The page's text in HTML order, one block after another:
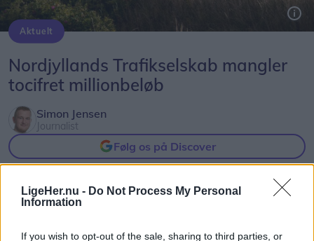
LigeHer.nu - Do Not Process My Personal
Information
If you wish to opt-out of the sale, sharing to third parties, or
Aktuelt
Nordjyllands Trafikselskab mangler
tocifret millionbeløb
Simon Jensen
Journalist
Følg os på Discover
NORDJYLLAND: Stigende brændstofpriser og